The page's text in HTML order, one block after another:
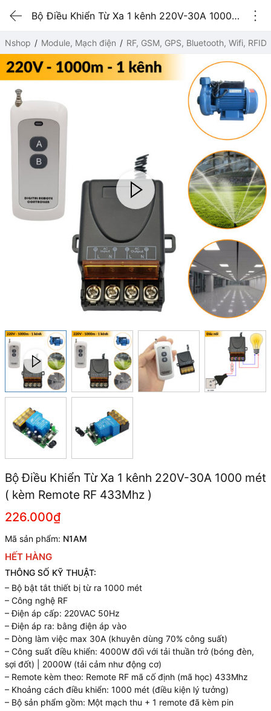
Bộ Điều Khiển Từ Xa 1 kênh 220V-30A 1000 mét ( kèm Remote RF 433Mhz )
Nshop Module, Mạch điện RF, GSM, GPS, Bluetooth, Wifi, RFID
Bộ Điều Khiển Từ Xa 1 kênh 220V-30A 1000 mét
( kèm Remote RF 433Mhz )
226.000₫
Mã sản phẩm: N1AM
HẾT HÀNG
THÔNG SỐ KỸ THUẬT:
– Bộ bật tắt thiết bị từ ra 1000 mét
– Công nghệ RF
– Điện áp cấp: 220VAC 50Hz
– Điện áp ra: bằng điện áp vào
– Dòng làm việc max 30A (khuyên dùng 70% công suất)
– Công suất điều khiển: 4000W đối với tải thuần trở (bóng đèn,
sợi đốt) | 2000W (tải cảm như động cơ)
– Remote kèm theo: Remote RF mã cố định (mã học) 433Mhz
– Khoảng cách điều khiển: 1000 mét (điều kiện lý tưởng)
– Bộ sản phẩm gồm: Một mạch thu + 1 remote đã kèm pin